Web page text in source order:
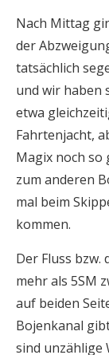
Nach Mittag
der
tatsächlich
und wir haben
etwa
Fahrtenjacht,
Magix noch so
zum anderen
mal beim
kommen.
Der Fluss
mehr als 5SM
auf beiden
Bojenkanal
sind unzählige